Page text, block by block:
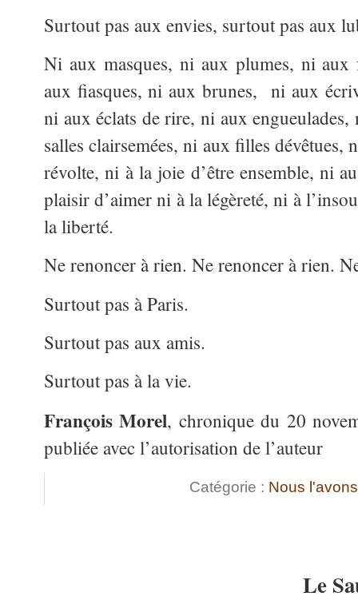
Surtout pas aux envies, surtout pas aux
Ni aux masques, ni aux plumes, ni
aux fiasques, ni aux brunes, ni aux
ni aux éclats de rire, ni aux
salles clairsemées, ni aux filles
révolte, ni à la joie d’être ensemble, ni
plaisir d’aimer ni à la légèreté, ni à
la liberté.
Ne renoncer à rien. Ne renoncer à rien.
Surtout pas à Paris.
Surtout pas aux amis.
Surtout pas à la vie.
François Morel, chronique du 20
publiée avec l’autorisation de l’auteur
Catégorie : Nous
Le